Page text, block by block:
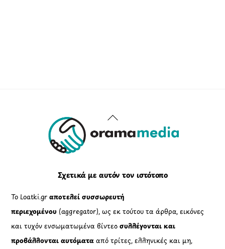
Back
To
Σχετικά με αυτόν τον ιστότοπο
Το Loatki.grαποτελεί συσσωρευτή
περιεχομένου (aggregator), ως εκ τούτου τα άρθρα, εικόνες
και τυχόν ενσωματωμένα βίντεοσυλλέγονται και
προβάλλονται αυτόματααπό τρίτες, ελληνικές και μη,